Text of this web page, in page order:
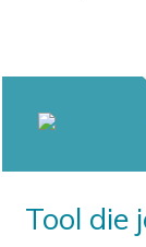
Tool die